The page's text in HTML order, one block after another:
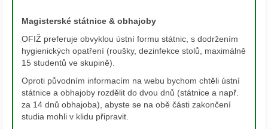
Magisterské státnice & obhajoby
OFIŽ preferuje obvyklou ústní formu státnic, s dodržením
hygienických opatření (roušky, dezinfekce stolů, maximálně
15 studentů ve skupině).
Oproti původním informacím na webu bychom chtěli ústní
státnice a obhajoby rozdělit do dvou dnů (státnice a např.
za 14 dnů obhajoba), abyste se na obě části zakončení
studia mohli v klidu připravit.